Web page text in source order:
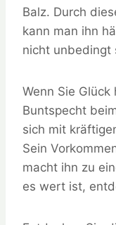
Balz. Durch
kann man ihn
nicht unbedingt
Wenn Sie
Buntspecht
sich mit
Sein
macht ihn zu
es wert ist,